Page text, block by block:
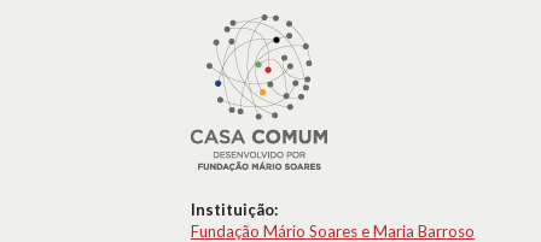
Instituição:
Fundação Mário Soares e Maria Barroso